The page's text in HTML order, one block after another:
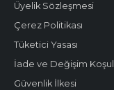
Üyelik Sözleşmesi
Çerez Politikası
Tüketici Yasası
İade ve Değişim
Güvenlik İlkesi